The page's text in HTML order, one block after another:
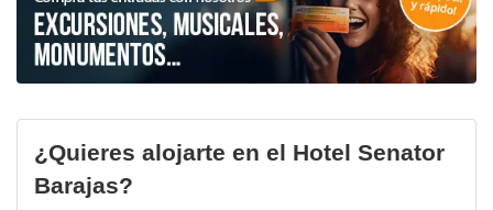
¿Quieres alojarte en el Hotel Senator
Barajas?